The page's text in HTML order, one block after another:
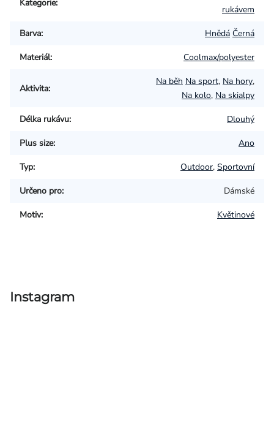
Kategorie:
rukávem
Barva: Hnědá Černá
Materiál: Coolmax/polyester
Aktivita:
Na běh Na sport, Na hory,
Na kolo, Na skialpy
Délka rukávu: Dlouhý
Plus size: Ano
Typ: Outdoor, Sportovní
Určeno pro: Dámské
Motiv: Květinové
Instagram